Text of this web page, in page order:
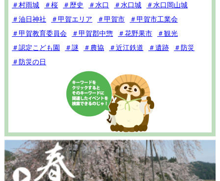
＃村雨城
＃桜 ＃歴史 ＃水口 ＃水口城
＃水口岡山城
＃油日神社
＃甲賀エリア ＃甲賀市
＃甲賀市工業会
＃甲賀教育委員会
＃甲賀郡中惣 ＃花野果市
＃観光
＃認定こども園
＃謎 ＃農協 ＃近江鉄道 ＃遺跡
＃防災
＃防災の日